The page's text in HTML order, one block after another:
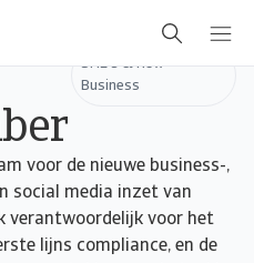
SME's & New
Business
voor de nieuwe business-,
social media inzet van
verantwoordelijk voor het
lijns compliance, en de